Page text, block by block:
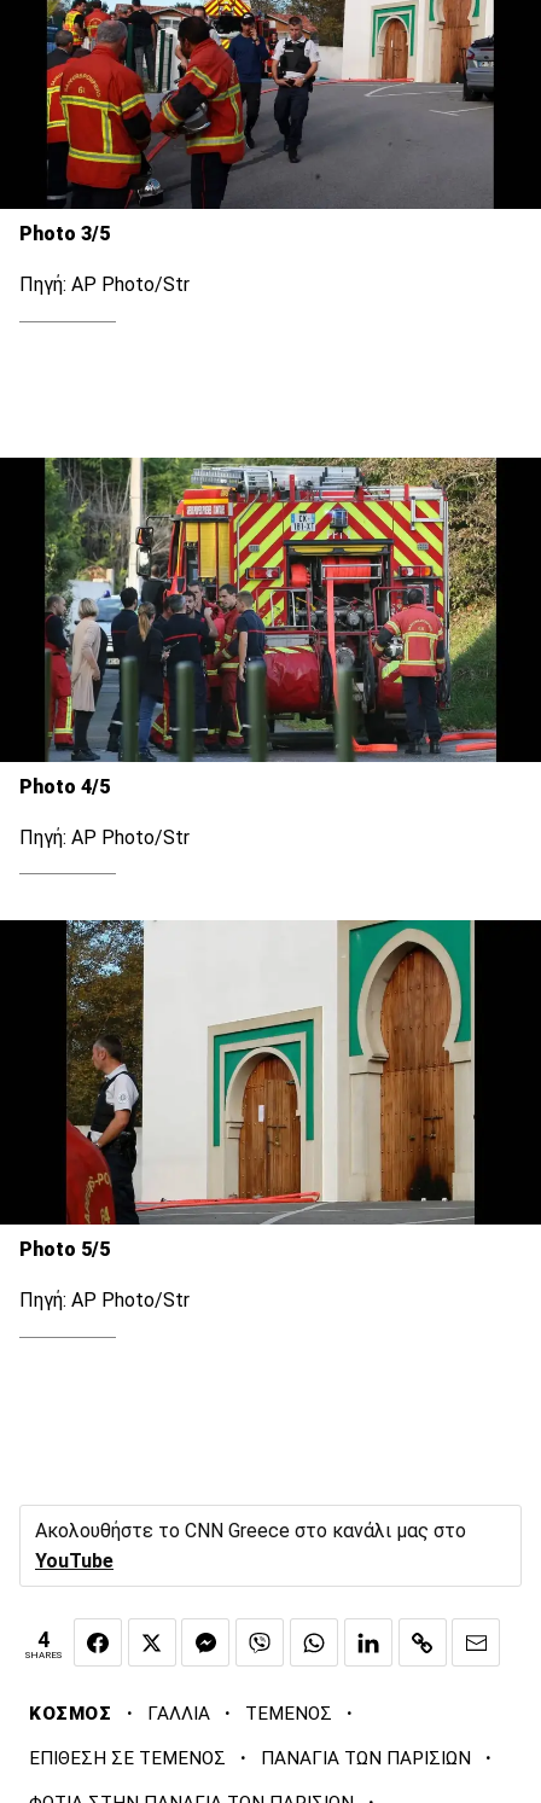
Photo 3/5
Πηγή: AP Photo/Str
Photo 4/5
Πηγή: AP Photo/Str
Photo 5/5
Πηγή: AP Photo/Str
Ακολουθήστε το CNN Greece στο κανάλι μας στο
YouTube
4
SHARES
ΚΟΣΜΟΣ · ΓΑΛΛΙΑ · ΤΕΜΕΝΟΣ ·
ΕΠΙΘΕΣΗ ΣΕ ΤΕΜΕΝΟΣ · ΠΑΝΑΓΙΑ ΤΩΝ ΠΑΡΙΣΙΩΝ ·